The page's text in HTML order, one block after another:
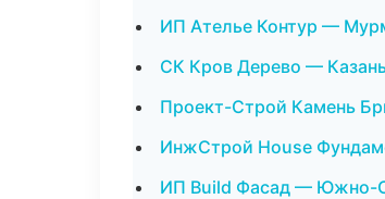
ИП Ателье Контур —
СК Кров Дерево —
Проект-Строй Камень
ИнжСтрой House
ИП Build Фасад — Южно-